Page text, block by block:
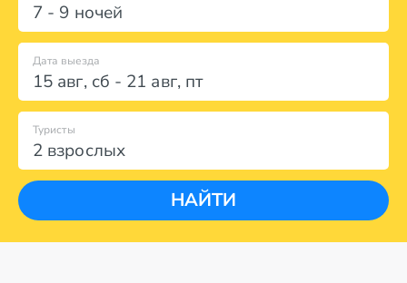
7 - 9 ночей
Дата выезда
15 авг, сб - 21 авг, пт
2 взрослых
Туристы
НАЙТИ